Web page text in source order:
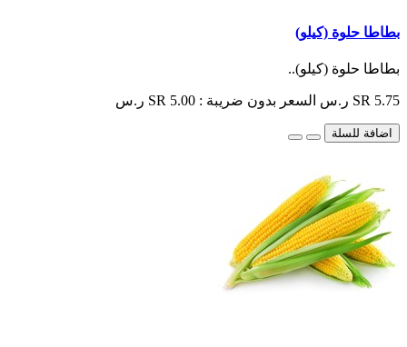
بطاطا حلوة (كيلو)
بطاطا حلوة (كيلو)..
SR 5.75 ر.س السعر بدون ضريبة : SR 5.00 ر.س
اضافة للسلة